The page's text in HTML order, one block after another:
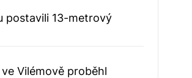
postavili 13-metrový
Vilémově proběhl